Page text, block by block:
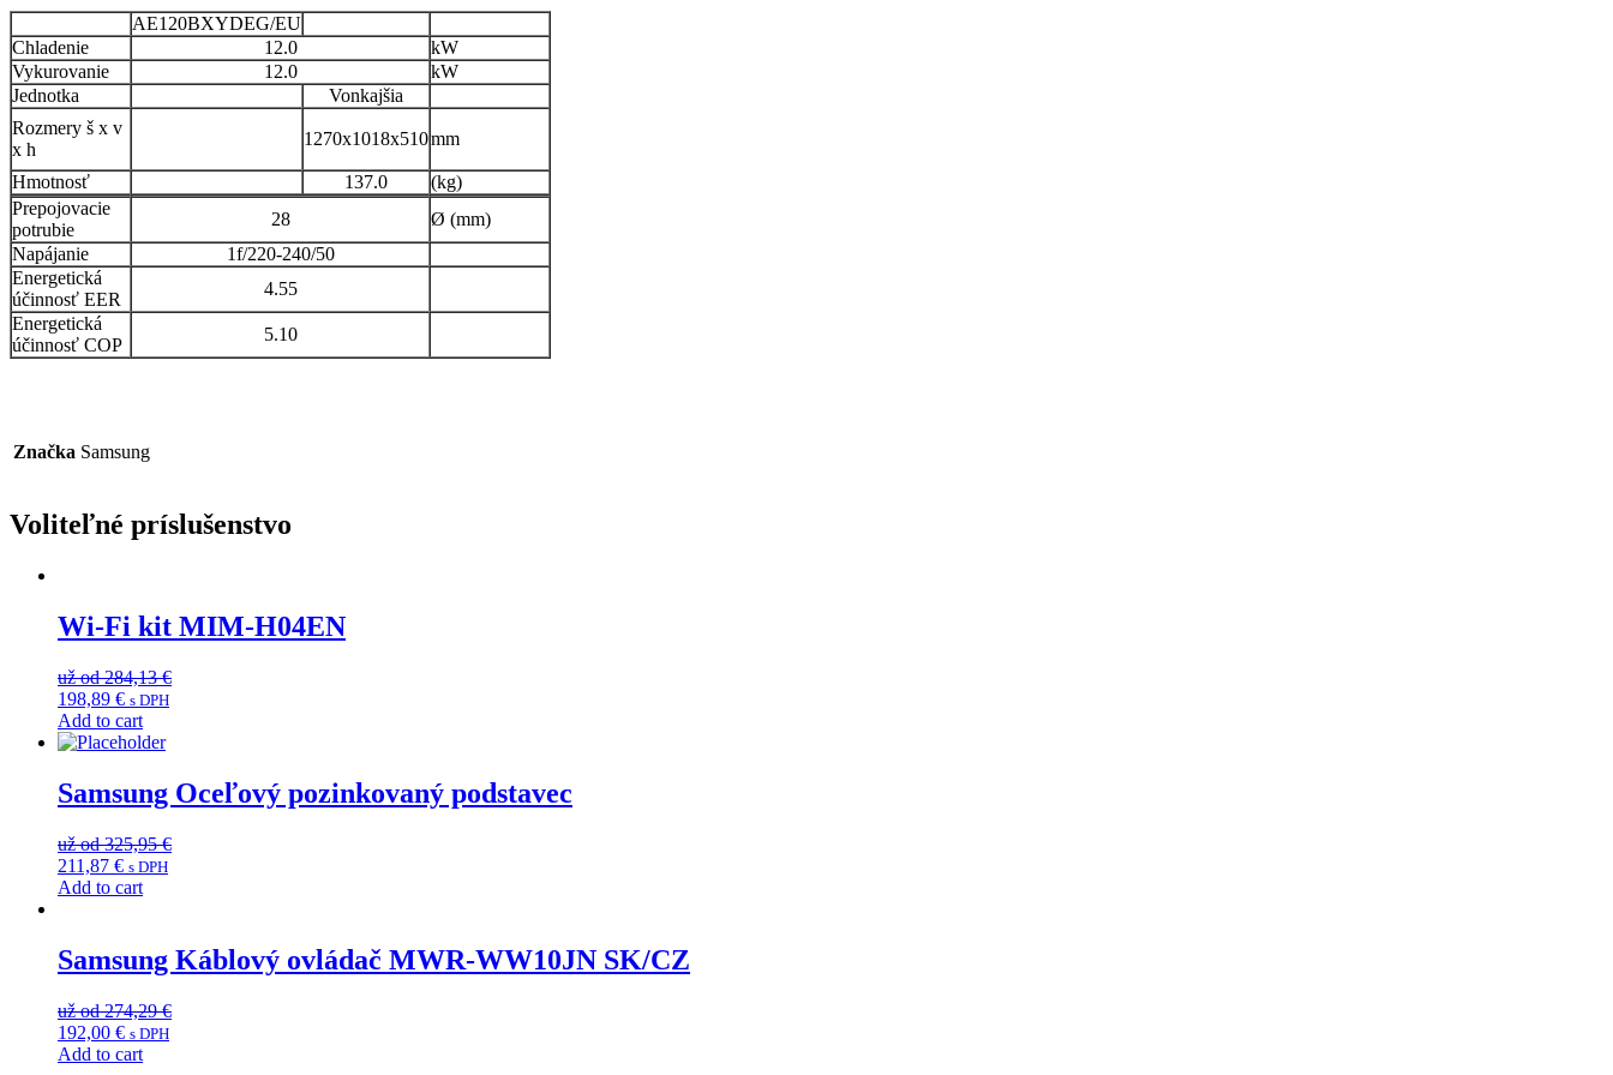
AE120BXYDEG/EU
Chladenie
12.0
kW
Vykurovanie
12.0
kW
Jednotka
Vonkajšia
Rozmery š x v
x h
1270x1018x510mm
Hmotnosť 137.0
(kg)
Prepojovacie
potrubie
28
Ø (mm)
Napájanie
1f/220-240/50
Energetická
účinnosť EER
4.55
Energetická
účinnosť COP
5.10
Značka Samsung
Voliteľné príslušenstvo
Wi-Fi kit MIM-H04EN
už od284,13€Original
198,89 €Current
price
is:
s DPH
Add to cart
Samsung Oceľový pozinkovaný podstavec
už od325,95€Original
211,87 €Current
price
s DPH
Add to cart
Samsung Káblový ovládač MWR-WW10JN SK/CZ
už od274,29€Original
192,00 €Current
price
s DPH
Add to cart